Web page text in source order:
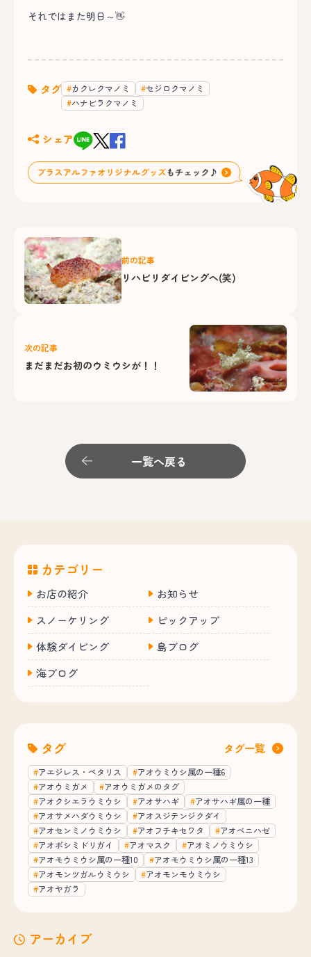
それではまた明日～👋
タグ カクレクマノミ
セジロクマノミ
ハナビラクマノミ
シェア
前の記事
リハビリダイビングへ(笑)
次の記事
まだまだお初のウミウシが！！
一覧へ戻る
カテゴリー
お店の紹介
お知らせ
スノーケリング
ピックアップ
体験ダイビング
島ブログ
海ブログ
タグ タグ一覧
アエジレス・ペタリス
アオウミウシ属の一種6
アオウミガメ
アオウミガメのタグ
アオクシエラウミウシ
アオサハギ
アオサハギ属の一種
アオサメハダウミウシ
アオスジテンジクダイ
アオセンミノウミウシ
アオフチキセワタ
アオベニハゼ
アオボシミドリガイ
アオマスク
アオミノウミウシ
アオモウミウシ属の一種10
アオモウミウシ属の一種13
アオモンツガルウミウシ
アオモンモウミウシ
アオヤガラ
アーカイブ